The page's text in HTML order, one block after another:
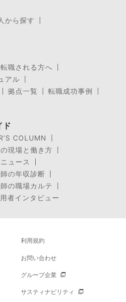
から探す
職される方へ
アル
拠点一覧
転職成功事例
ド
COLUMN
現場と働き方
ュース
の年収診断
の職場カルテ
者インタビュー
利用規約
お問い合わせ
グループ企業
サスティナビリティ